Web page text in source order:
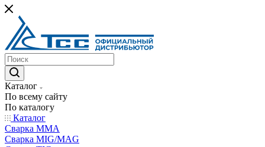
Каталог
По всему сайту
По каталогу
Каталог
Сварка MMA
Сварка MIG/MAG